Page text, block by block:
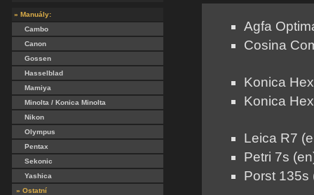
» Manuály:
Cambo
Canon
Gossen
Hasselblad
Mamiya
Minolta / Konica Minolta
Nikon
Olympus
Pentax
Sekonic
Yashica
» Ostatní
Agfa
Cosina
Konica
Konica
Leica R7
Petri 7s
Porst 135s